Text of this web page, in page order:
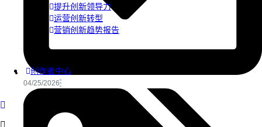
提升创新领导力
运营创新转型
营销创新趋势报告
创作者中心
04/25/2026